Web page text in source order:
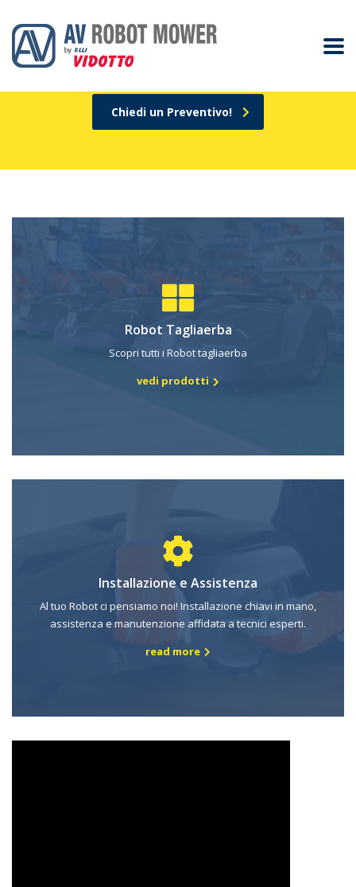
Vuoi avere un prato perfetto a dispetto
di intemperie, ostacoli e fatica?
Chiedi un Preventivo!
Robot Tagliaerba
Scopri tutti i Robot tagliaerba
vedi prodotti
Installazione e Assistenza
Al tuo Robot ci pensiamo noi! Installazione chiavi in mano,
assistenza e manutenzione affidata a tecnici esperti.
read more